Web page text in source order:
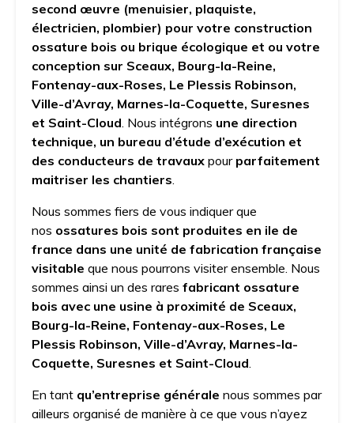
second œuvre (menuisier, plaquiste,
électricien, plombier) pour votre construction
ossature bois ou brique écologique et ou votre
conception sur Sceaux, Bourg-la-Reine,
Fontenay-aux-Roses, Le Plessis Robinson,
Ville-d’Avray, Marnes-la-Coquette, Suresnes
et Saint-Cloud. Nous intégrons une direction
technique, un bureau d’étude d’exécution et
des conducteurs de travaux pour parfaitement
maitriser les chantiers.
Nous sommes fiers de vous indiquer que
nos ossatures bois sont produites en ile de
france dans une unité de fabrication française
visitable que nous pourrons visiter ensemble. Nous
sommes ainsi un des rares fabricant ossature
bois avec une usine à proximité de Sceaux,
Bourg-la-Reine, Fontenay-aux-Roses, Le
Plessis Robinson, Ville-d’Avray, Marnes-la-
Coquette, Suresnes et Saint-Cloud.
En tant qu’entreprise générale nous sommes par
ailleurs organisé de manière à ce que vous n’ayez